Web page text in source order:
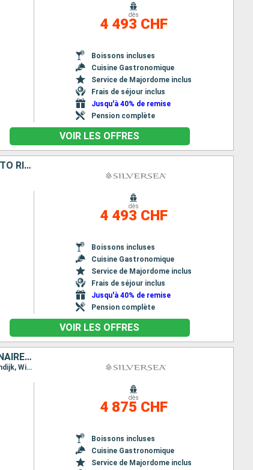
dès
4 493 CHF
Boissons incluses
Cuisine Gastronomique
Service de Majordome inclus
Frais de séjour inclus
Jusqu'à 40% de remise
Pension complète
VOIR LES OFFRES
ANTIGUA-ET-BARBUDA, MARTINIQUE, ANGUILLA, FRANCE, VIRGIN GORDA, PORTO RICO
dès
4 493 CHF
Boissons incluses
Cuisine Gastronomique
Service de Majordome inclus
Frais de séjour inclus
Jusqu'à 40% de remise
Pension complète
VOIR LES OFFRES
JOST VAN DYKE, FRANCE, ANTIGUA-ET-BARBUDA, MARTINIQUE, GRENADE, BONAIRE, ARUBA, PORTO RICO
Itinéraire : San Juan, Jost Van Dyke, Gustavia, St Kitts, Fort de France, Saint George (Grenade), Kralendijk, Willemstad (Curaçao), Oranjestad, San Juan, Jost Van Dyke, Gustavia, St Kitts, Fort de France, Saint George (Grenade), Kralendijk, Willemstad (Curaçao), Oranjestad, San Juan
dès
4 875 CHF
Boissons incluses
Cuisine Gastronomique
Service de Majordome inclus